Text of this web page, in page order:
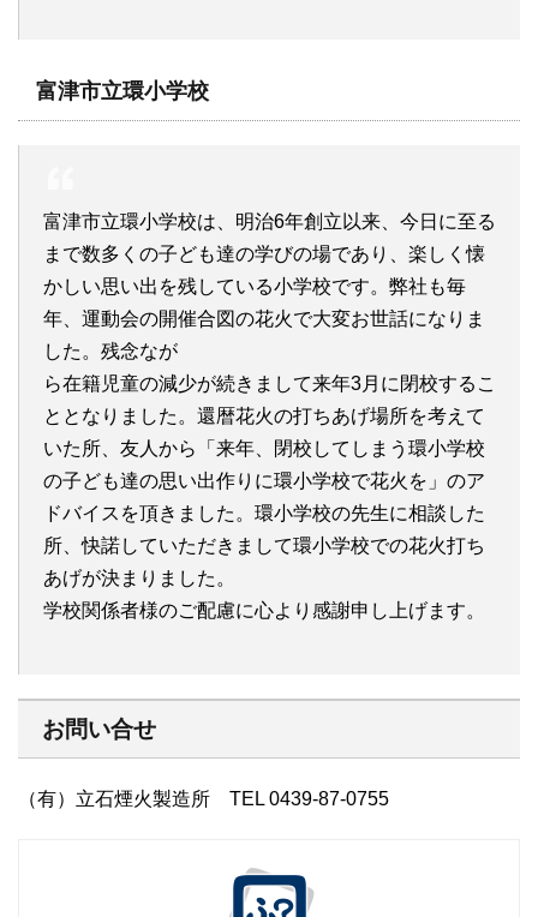
富津市立環小学校
富津市立環小学校は、明治6年創立以来、今日に至る
まで数多くの子ども達の学びの場であり、楽しく懐
かしい思い出を残している小学校です。弊社も毎
年、運動会の開催合図の花火で大変お世話になりま
した。残念なが
ら在籍児童の減少が続きまして来年3月に閉校するこ
ととなりました。還暦花火の打ちあげ場所を考えて
いた所、友人から「来年、閉校してしまう環小学校
の子ども達の思い出作りに環小学校で花火を」のア
ドバイスを頂きました。環小学校の先生に相談した
所、快諾していただきまして環小学校での花火打ち
あげが決まりました。
学校関係者様のご配慮に心より感謝申し上げます。
お問い合せ
（有）立石煙火製造所 TEL 0439-87-0755